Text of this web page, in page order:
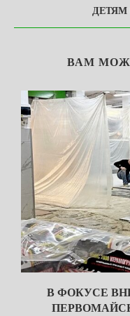
ВАМ
В ФОКУСЕ